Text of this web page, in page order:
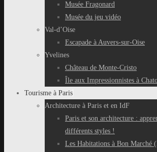
Musée Fragonard
Musée du jeu vidéo
Val-d’Oise
Escapade à Auvers-sur-Oise
Yvelines
Château de Monte-Cristo
Île aux Impressionnistes à
Tourisme à Paris
Architecture à Paris et en IdF
Paris et son architecture :
différents styles !
Les Habitations à Bon Marché